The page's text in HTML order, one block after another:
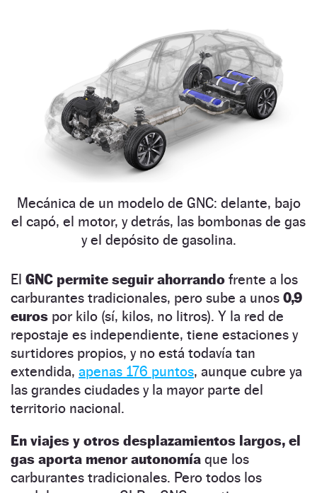
Mecánica de un modelo de GNC: delante, bajo
el capó, el motor, y detrás, las bombonas de gas
y el depósito de gasolina.
El GNC permite seguir ahorrando frente a los
carburantes tradicionales, pero sube a unos 0,9
euros por kilo (sí, kilos, no litros). Y la red de
repostaje es independiente, tiene estaciones y
surtidores propios, y no está todavía tan
extendida, apenas 176 puntos, aunque cubre ya
las grandes ciudades y la mayor parte del
territorio nacional.
En viajes y otros desplazamientos largos, el
gas aporta menor autonomía que los
carburantes tradicionales. Pero todos los